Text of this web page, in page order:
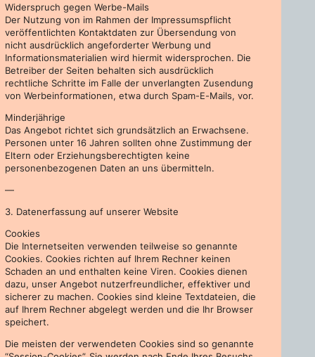
Widerspruch gegen Werbe-Mails
Der Nutzung von im Rahmen der Impressumspflicht
veröffentlichten Kontaktdaten zur Übersendung von
nicht ausdrücklich angeforderter Werbung und
Informationsmaterialien wird hiermit widersprochen. Die
Betreiber der Seiten behalten sich ausdrücklich
rechtliche Schritte im Falle der unverlangten Zusendung
von Werbeinformationen, etwa durch Spam-E-Mails, vor.
Minderjährige
Das Angebot richtet sich grundsätzlich an Erwachsene.
Personen unter 16 Jahren sollten ohne Zustimmung der
Eltern oder Erziehungsberechtigten keine
personenbezogenen Daten an uns übermitteln.
—
3. Datenerfassung auf unserer Website
Cookies
Die Internetseiten verwenden teilweise so genannte
Cookies. Cookies richten auf Ihrem Rechner keinen
Schaden an und enthalten keine Viren. Cookies dienen
dazu, unser Angebot nutzerfreundlicher, effektiver und
sicherer zu machen. Cookies sind kleine Textdateien, die
auf Ihrem Rechner abgelegt werden und die Ihr Browser
speichert.
Die meisten der verwendeten Cookies sind so genannte